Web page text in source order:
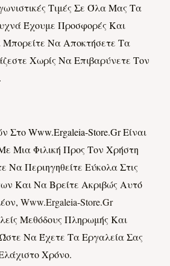
Τιμές Σε Όλα Μας Τα
Έχουμε Προσφορές Και
Να Αποκτήσετε Τα
Χωρίς Να Επιβαρύνετε Τον
Στο Www.ergaleia-Store.gr Είναι
Μια Φιλική Προς Τον Χρήστη
Να Περιηγηθείτε Εύκολα Στις
Και Να Βρείτε Ακριβώς Αυτό
Www.ergaleia-Store.gr
Μεθόδους Πληρωμής Και
Να Έχετε Τα Εργαλεία Σας
Χρόνο.